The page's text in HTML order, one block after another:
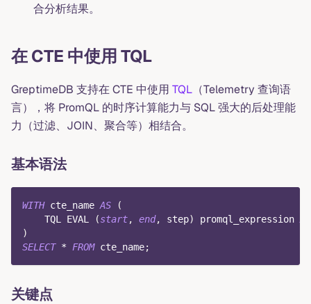
合分析结果。
在 CTE 中使用 TQL
GreptimeDB 支持在 CTE 中使用 TQL （Telemetry 查询语
言），将 PromQL 的时序计算能力与 SQL 强大的后处理能
力（过滤、JOIN、聚合等）相结合。
基本语法
WITH cte_name AS
(
    TQL EVAL
(start, end, step) promql_expression
)
SELECT * FROM cte_name;
关键点